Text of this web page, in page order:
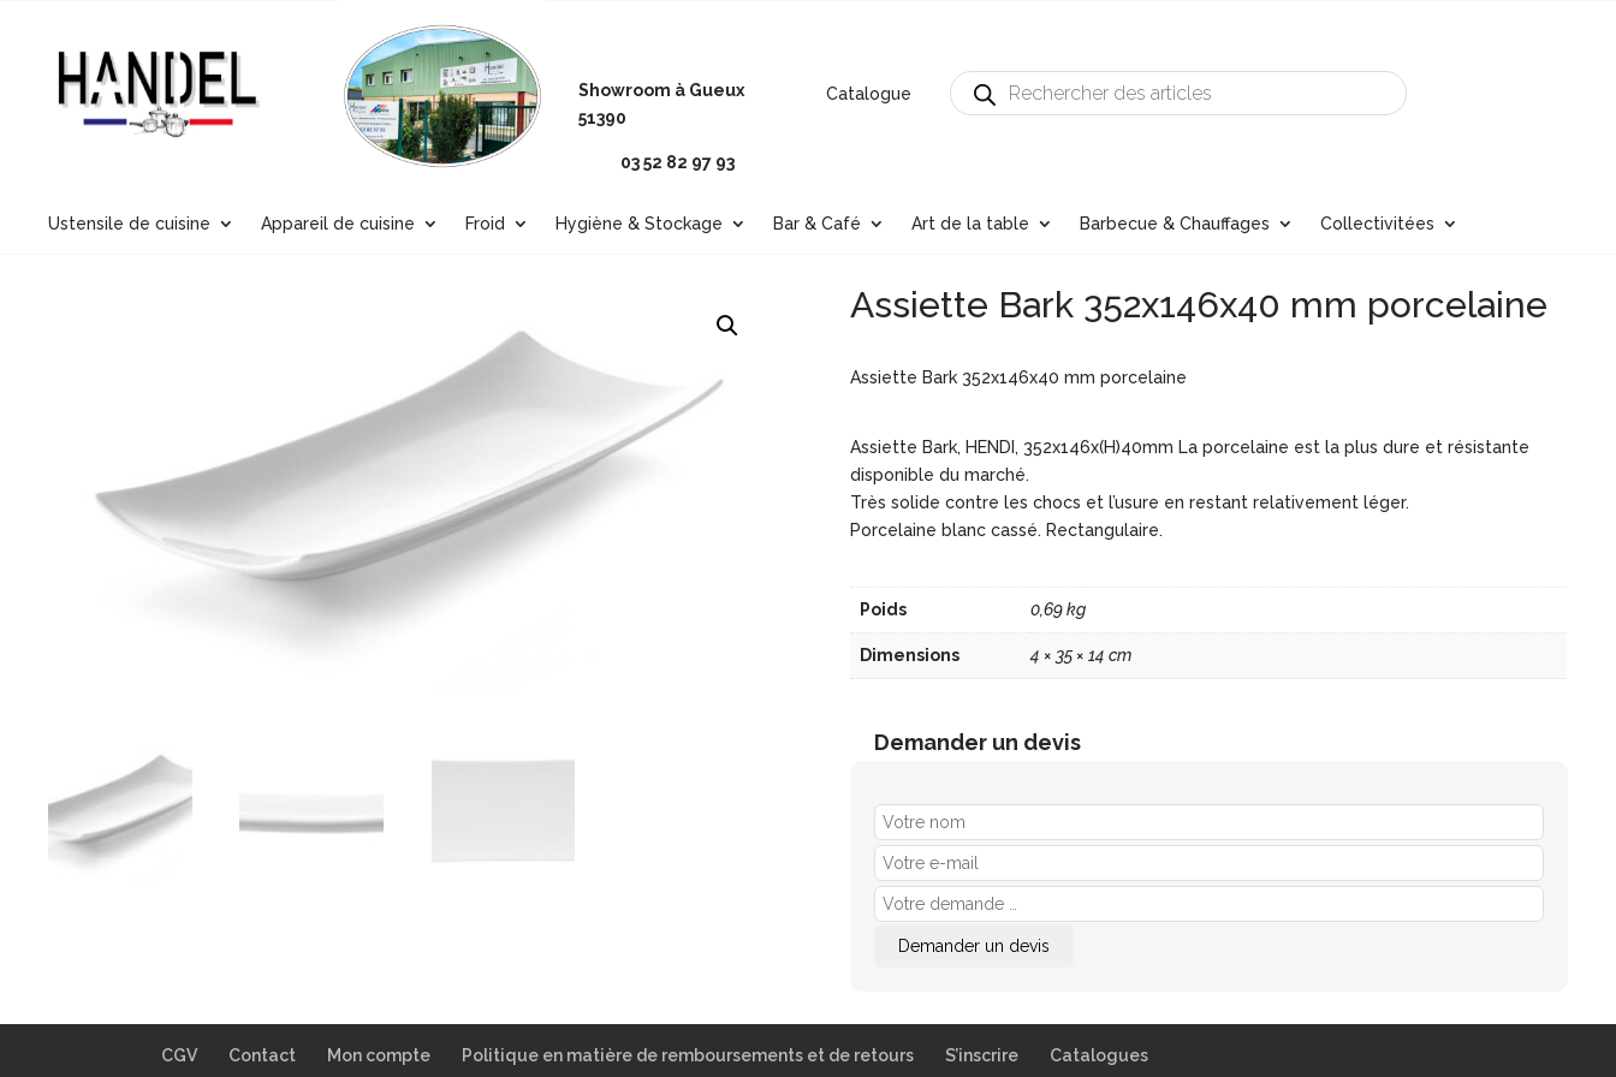
Showroom à Gueux
51390
03 52 82 97 93
Recherche
produits
Catalogue
Ustensile de cuisine Appareil de cuisine Froid Hygiène & Stockage Bar & Café Art de la table Barbecue & Chauffages Collectivitées
Assiette Bark 352x146x40 mm porcelaine
Assiette Bark 352x146x40 mm porcelaine
Assiette Bark, HENDI, 352x146x(H)40mm La porcelaine est la plus dure et résistante
disponible du marché.
Très solide contre les chocs et l’usure en restant relativement léger.
Porcelaine blanc cassé. Rectangulaire.
Poids 0,69 kg
Dimensions 4 × 35 × 14 cm
Demander un devis
CGV Contact Mon compte Politique en matière de remboursements et de retours S’inscrire Catalogues